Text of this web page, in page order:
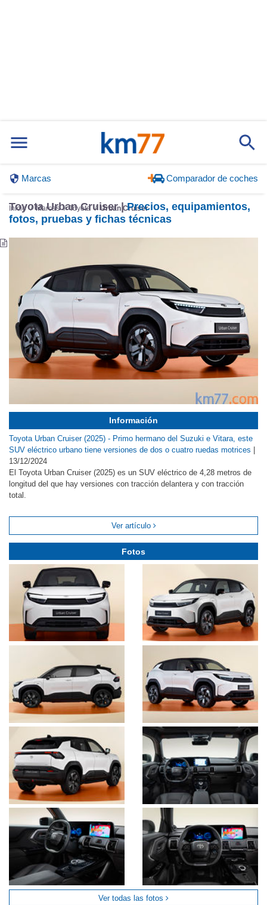
Marcas Comparador de coches
Inicio Marcas Toyota Urban Cruiser
Toyota Urban Cruiser |Precios, equipamientos,
fotos, pruebas y fichas técnicas
Información
Toyota Urban Cruiser (2025) - Primo hermano del Suzuki e Vitara, este
SUV eléctrico urbano tiene versiones de dos o cuatro ruedas motrices
13/12/2024
El Toyota Urban Cruiser (2025) es un SUV eléctrico de 4,28 metros de
longitud del que hay versiones con tracción delantera y con tracción
total.
Ver artículo
Fotos
Ver todas las fotos